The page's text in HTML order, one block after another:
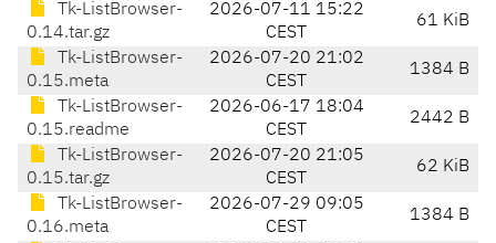
Tk-ListBrowser-
0.14.tar.gz
2026-07-11 15:22
CEST
61 KiB
Tk-ListBrowser-
0.15.meta
2026-07-20 21:02
CEST
1384 B
Tk-ListBrowser-
0.15.readme
2026-06-17 18:04
CEST
2442 B
Tk-ListBrowser-
0.15.tar.gz
2026-07-20 21:05
CEST
62 KiB
Tk-ListBrowser-
0.16.meta
2026-07-29 09:05
CEST
1384 B